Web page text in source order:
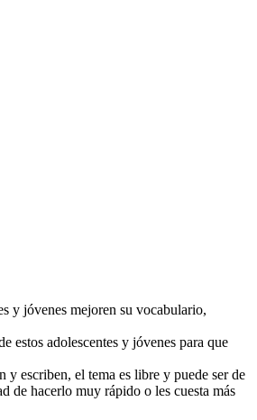
y jóvenes mejoren su vocabulario,
estos adolescentes y jóvenes para que
y escriben, el tema es libre y puede ser de
de hacerlo muy rápido o les cuesta más